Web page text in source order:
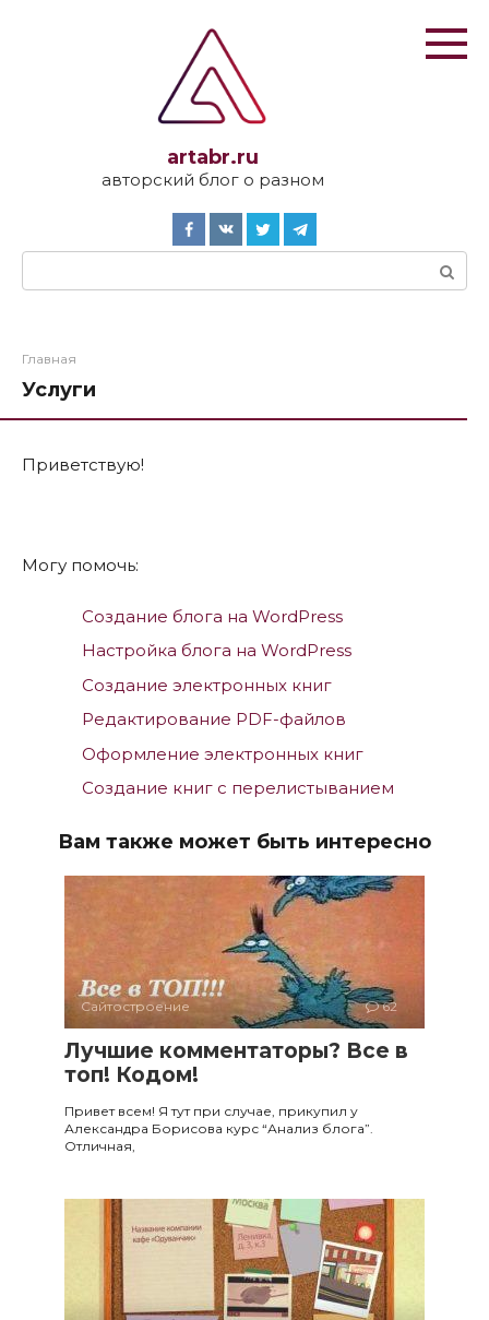
artabr.ru
авторский блог о разном
Поиск:
Главная
Услуги
Приветствую!
Могу помочь:
Создание блога на WordPress
Настройка блога на WordPress
Создание электронных книг
Редактирование PDF-файлов
Оформление электронных книг
Создание книг с перелистыванием
Вам также может быть интересно
Сайтостроение 62
Лучшие комментаторы? Все в
топ! Кодом!
Привет всем! Я тут при случае, прикупил у
Александра Борисова курс “Анализ блога”.
Отличная,